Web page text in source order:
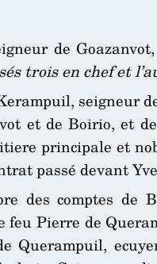
de
trois en chef et
seigneur
et de Boirio, et
principale et
passé devant
des comptes
Pierre de
Querampuil,